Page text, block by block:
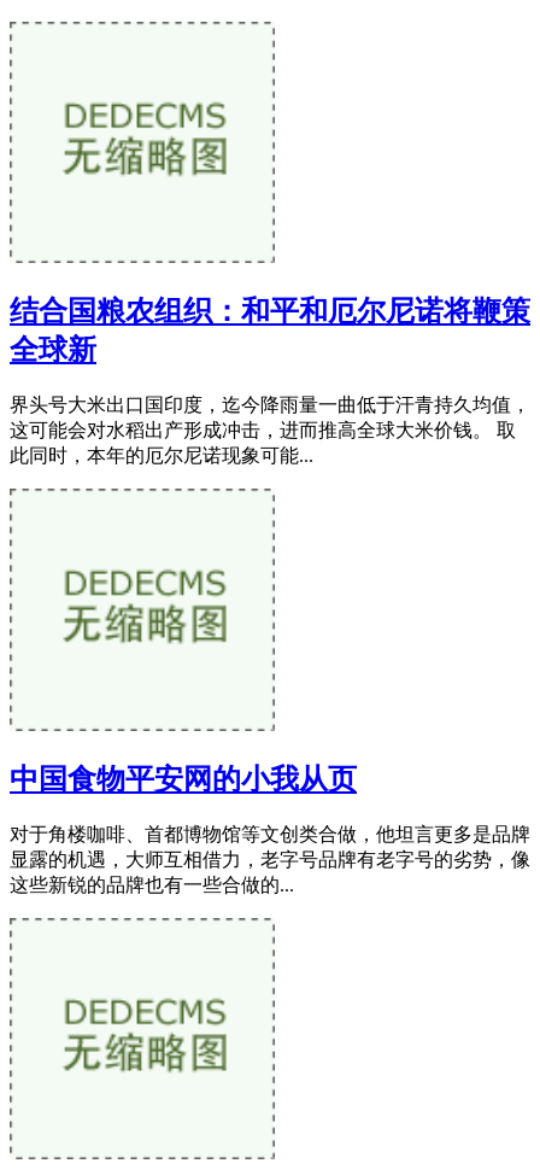
结合国粮农组织：和平和厄尔尼诺将鞭策
全球新
界头号大米出口国印度，迄今降雨量一曲低于汗青持久均值，
这可能会对水稻出产形成冲击，进而推高全球大米价钱。 取
此同时，本年的厄尔尼诺现象可能...
中国食物平安网的小我从页
对于角楼咖啡、首都博物馆等文创类合做，他坦言更多是品牌
显露的机遇，大师互相借力，老字号品牌有老字号的劣势，像
这些新锐的品牌也有一些合做的...